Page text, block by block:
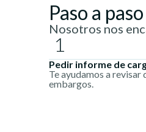
Paso a
Nosotros nos
1
Pedir informe de
Te ayudamos a revisar
embargos.